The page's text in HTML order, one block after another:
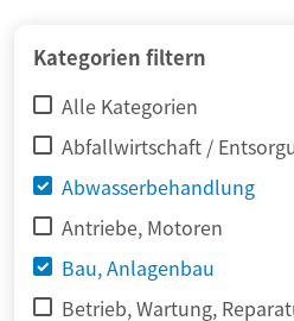
Kategorien filtern
Alle Kategorien
Abfallwirtschaft /
Abwasserbehandlung
Antriebe, Motoren
Bau, Anlagenbau
Betrieb, Wartung,